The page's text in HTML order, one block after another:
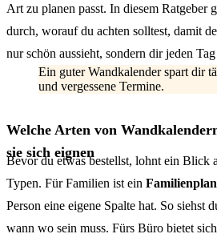
Art zu planen passt. In diesem Ratgeber
durch, worauf du achten solltest, damit
nur schön aussieht, sondern dir jeden
Ein guter Wandkalender spart dir
und vergessene Termine.
Welche Arten von
sie sich eignen
Bevor du etwas bestellst, lohnt ein Blick
Typen. Für Familien ist ein
Person eine eigene Spalte hat. So siehst
wann wo sein muss. Fürs Büro bietet